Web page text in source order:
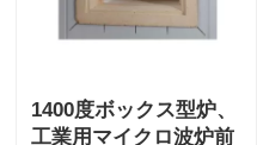
真空の乾燥オーブン
CCM 鋳造機
1400度ボックス型炉、
工業用マイクロ波炉前